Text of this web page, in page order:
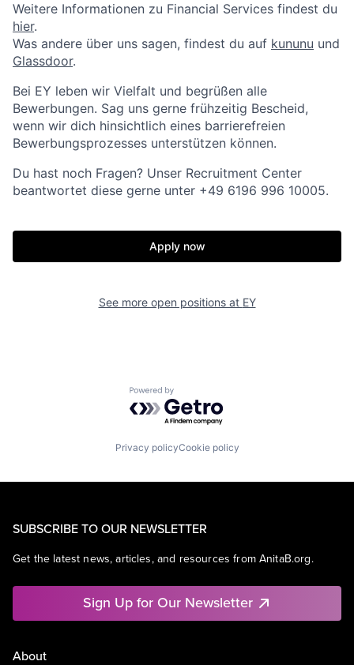
Weitere Informationen zu Financial Services findest du
hier.
Was andere über uns sagen, findest du auf kununu und
Glassdoor.
Bei EY leben wir Vielfalt und begrüßen alle
Bewerbungen. Sag uns gerne frühzeitig Bescheid,
wenn wir dich hinsichtlich eines barrierefreien
Bewerbungsprozesses unterstützen können.
Du hast noch Fragen? Unser Recruitment Center
beantwortet diese gerne unter +49 6196 996 10005.
Apply now
See more open positions at EY
Powered by Getro.com
Privacy policyCookie policy
SUBSCRIBE TO OUR NEWSLETTER
Get the latest news, articles, and resources from AnitaB.org.
Sign Up for Our Newsletter
About